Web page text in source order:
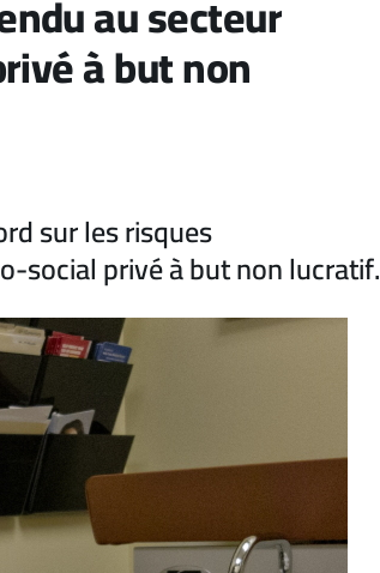
au secteur
à but non
sur les risques
social privé à but non lucratif.